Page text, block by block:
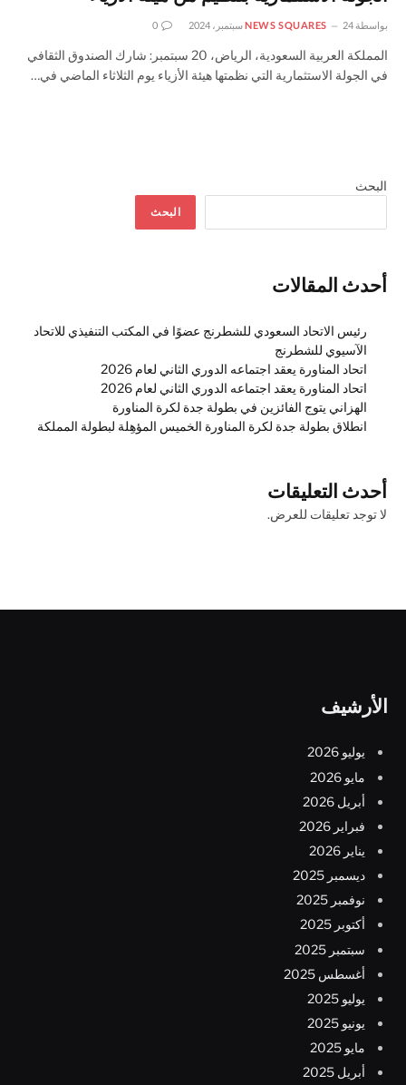
بواسطة NEWS SQUARES 24 سبتمبر، 2024 0
المملكة العربية السعودية، الرياض، 20 سبتمبر: شارك الصندوق الثقافي
في الجولة الاستثمارية التي نظمتها هيئة الأزياء يوم الثلاثاء الماضي في…
البحث
البحث
أحدث المقالات
رئيس الاتحاد السعودي للشطرنج عضوًا في المكتب التنفيذي للاتحاد
الآسيوي للشطرنج
اتحاد المناورة يعقد اجتماعه الدوري الثاني لعام 2026
اتحاد المناورة يعقد اجتماعه الدوري الثاني لعام 2026
الهزاني يتوج الفائزين في بطولة جدة لكرة المناورة
انطلاق بطولة جدة لكرة المناورة الخميس المؤهِلة لبطولة المملكة
أحدث التعليقات
لا توجد تعليقات للعرض.
الأرشيف
يوليو 2026
مايو 2026
أبريل 2026
فبراير 2026
يناير 2026
ديسمبر 2025
نوفمبر 2025
أكتوبر 2025
سبتمبر 2025
أغسطس 2025
يوليو 2025
يونيو 2025
مايو 2025
أبريل 2025